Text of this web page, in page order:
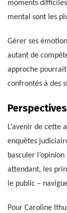
moments
mental sont les
Gérer ses
autant de
approche
confrontés à des
L’avenir de cette
enquêtes
basculer
attendant, les
le public –
Pour Caroline